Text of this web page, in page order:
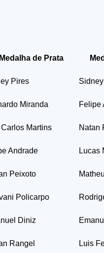
Medalha de Prata
Pires
Miranda Felipe
Carlos Martins Natan
Andrade Lucas
Peixoto
Policarpo
Diniz
Rangel Luis